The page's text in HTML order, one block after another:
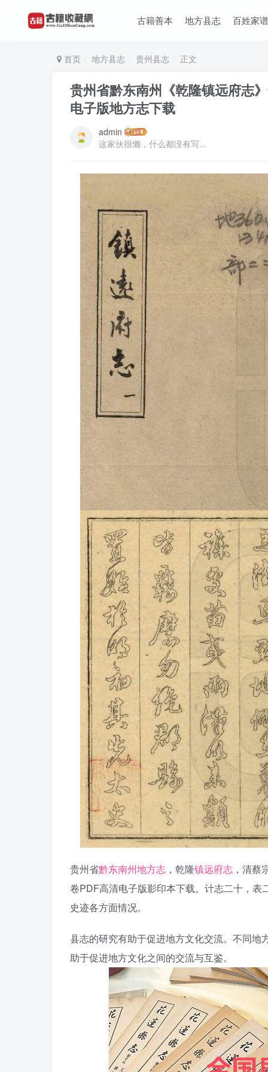
古籍善本 地方县志 百姓家
首页 地方县志 贵州县志 正文
贵州省黔东南州《乾隆镇远府志
电子版地方志下载
admin
这家伙很懒，什么都没有写...
贵州省黔东南州地方志 ，乾隆镇远府志 ，清
卷PDF高清电子版影印本下载。计志二十，
史迹各方面情况。
县志的研究有助于促进地方文化交流。不同
助于促进地方文化之间的交流与互鉴。